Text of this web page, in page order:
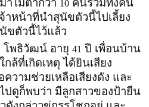
ไม่ต่ำกว่า 10 คนรวมทั้งคน
าหน้าที่นำสุนัขตัวนี้ไปเลี้ยง
ขตัวนี้ไว้แล้ว
โพธิวัฒน์ อายุ 41 ปี เพื่อนบ้าน
กล้ที่เกิดเหตุ ได้ยินเสียง
วามช่วยเหลือเสียงดัง และ
ปดูก็พบว่า มีลูกสาวของป้ายืน